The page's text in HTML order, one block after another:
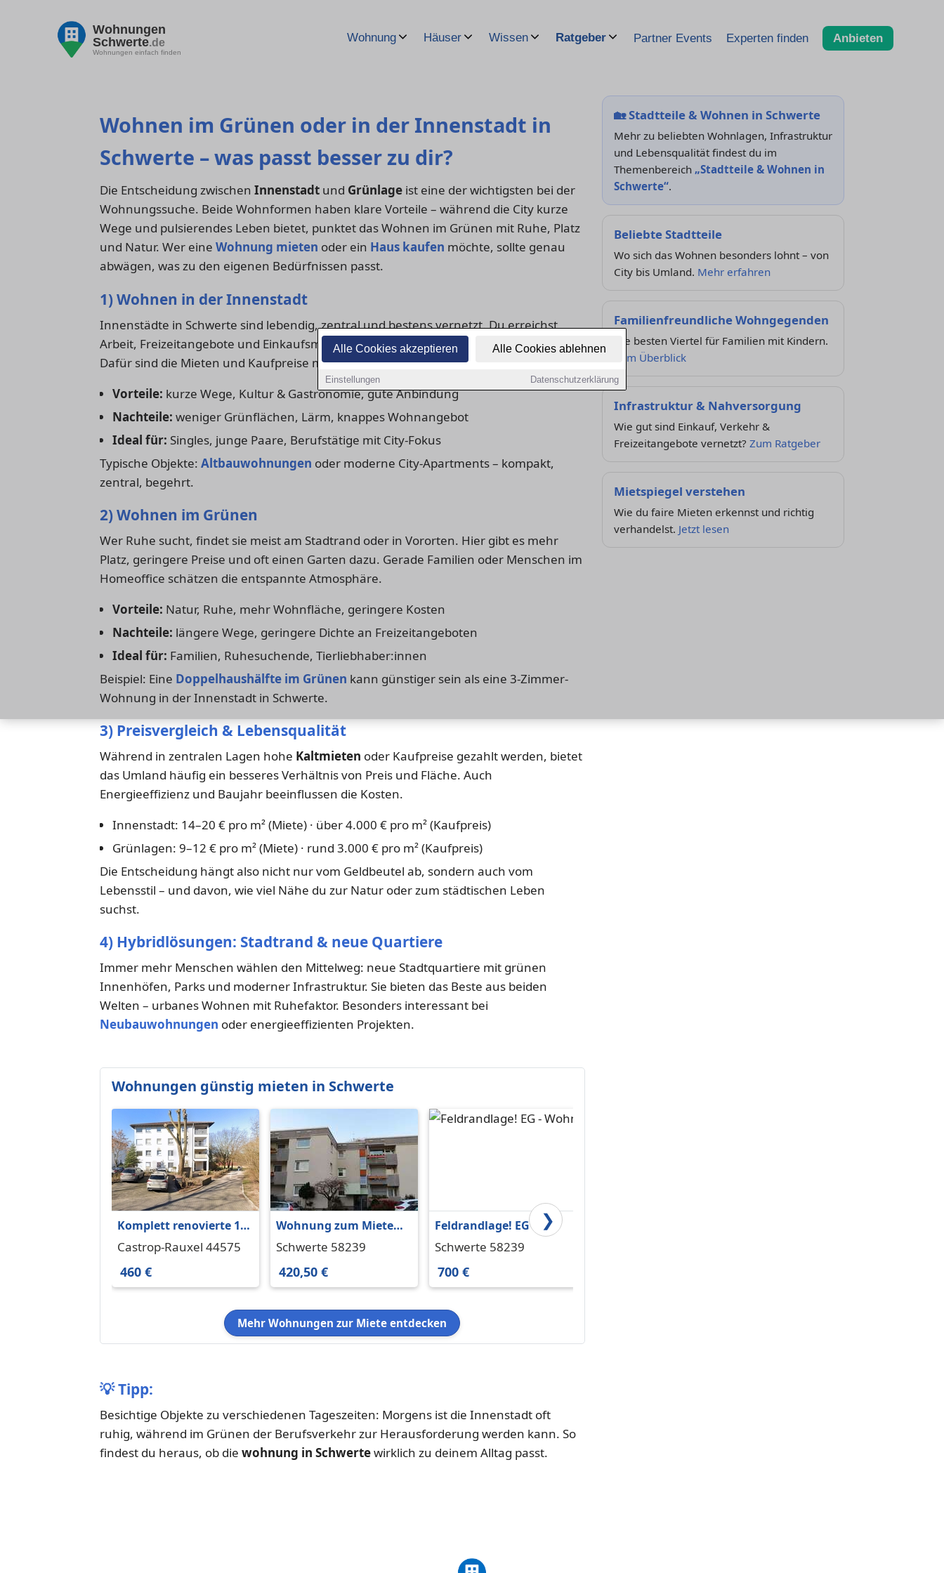
Alle Cookies akzeptieren Alle Cookies ablehnen
Einstellungen Datenschutzerklärung
Wohnungen
Schwerte.de
Wohnungen einfach finden
Wohnung Häuser Wissen Ratgeber Partner Events Experten finden Anbieten
Wohnen im Grünen oder in der Innenstadt in
Schwerte – was passt besser zu dir?
Die Entscheidung zwischen Innenstadt und Grünlage ist eine der wichtigsten bei der
Wohnungssuche. Beide Wohnformen haben klare Vorteile – während die City kurze
Wege und pulsierendes Leben bietet, punktet das Wohnen im Grünen mit Ruhe, Platz
und Natur. Wer eine Wohnung mieten oder ein Haus kaufen möchte, sollte genau
abwägen, was zu den eigenen Bedürfnissen passt.
1) Wohnen in der Innenstadt
Innenstädte in Schwerte sind lebendig, zentral und bestens vernetzt. Du erreichst
Arbeit, Freizeitangebote und Einkaufsmöglichkeiten schnell zu Fuß oder per ÖPNV.
Dafür sind die Mieten und Kaufpreise meist höher.
Vorteile: kurze Wege, Kultur & Gastronomie, gute Anbindung
Nachteile: weniger Grünflächen, Lärm, knappes Wohnangebot
Ideal für: Singles, junge Paare, Berufstätige mit City-Fokus
Typische Objekte: Altbauwohnungen oder moderne City-Apartments – kompakt,
zentral, begehrt.
2) Wohnen im Grünen
Wer Ruhe sucht, findet sie meist am Stadtrand oder in Vororten. Hier gibt es mehr
Platz, geringere Preise und oft einen Garten dazu. Gerade Familien oder Menschen im
Homeoffice schätzen die entspannte Atmosphäre.
Vorteile: Natur, Ruhe, mehr Wohnfläche, geringere Kosten
Nachteile: längere Wege, geringere Dichte an Freizeitangeboten
Ideal für: Familien, Ruhesuchende, Tierliebhaber:innen
Beispiel: Eine Doppelhaushälfte im Grünen kann günstiger sein als eine 3-Zimmer-
Wohnung in der Innenstadt in Schwerte.
3) Preisvergleich & Lebensqualität
Während in zentralen Lagen hohe Kaltmieten oder Kaufpreise gezahlt werden, bietet
das Umland häufig ein besseres Verhältnis von Preis und Fläche. Auch
Energieeffizienz und Baujahr beeinflussen die Kosten.
Innenstadt: 14–20 € pro m² (Miete) · über 4.000 € pro m² (Kaufpreis)
Grünlagen: 9–12 € pro m² (Miete) · rund 3.000 € pro m² (Kaufpreis)
Die Entscheidung hängt also nicht nur vom Geldbeutel ab, sondern auch vom
Lebensstil – und davon, wie viel Nähe du zur Natur oder zum städtischen Leben
suchst.
4) Hybridlösungen: Stadtrand & neue Quartiere
Immer mehr Menschen wählen den Mittelweg: neue Stadtquartiere mit grünen
Innenhöfen, Parks und moderner Infrastruktur. Sie bieten das Beste aus beiden
Welten – urbanes Wohnen mit Ruhefaktor. Besonders interessant bei
Neubauwohnungen oder energieeffizienten Projekten.
Wohnungen günstig mieten in Schwerte
Komplett renovierte 1-
Zimmer-Wohnung
Castrop-Rauxel 44575
460 €
Wohnung zum Mieten
in Schwerte 420,50 € 77
Schwerte 58239
420,50 €
Feldrandlage! EG -
Wohnung + 2,5 Zi. +
Schwerte Mitte
Schwerte 58239
700 €
❯
Mehr Wohnungen zur Miete entdecken
💡Tipp:
Besichtige Objekte zu verschiedenen Tageszeiten: Morgens ist die Innenstadt oft
ruhig, während im Grünen der Berufsverkehr zur Herausforderung werden kann. So
findest du heraus, ob die wohnung in Schwertewirklich zu deinem Alltag passt.
🏡Stadtteile & Wohnen in Schwerte
Mehr zu beliebten Wohnlagen, Infrastruktur
und Lebensqualität findest du im
Themenbereich „Stadtteile & Wohnen in
Schwerte“.
Beliebte Stadtteile
Wo sich das Wohnen besonders lohnt – von
City bis Umland. Mehr erfahren
Familienfreundliche Wohngegenden
Die besten Viertel für Familien mit Kindern.
Zum Überblick
Infrastruktur & Nahversorgung
Wie gut sind Einkauf, Verkehr &
Freizeitangebote vernetzt? Zum Ratgeber
Mietspiegel verstehen
Wie du faire Mieten erkennst und richtig
verhandelst. Jetzt lesen